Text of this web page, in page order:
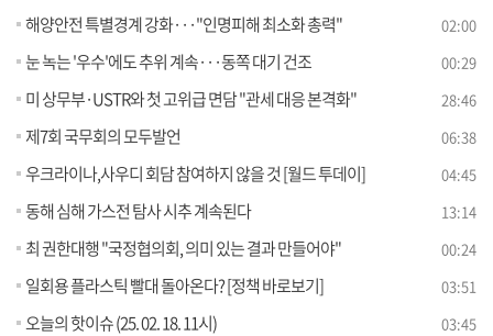
해양안전 특별경계 강화···"인명피해 최소화 총력" 02:00
눈 녹는 '우수'에도 추위 계속···동쪽 대기 건조 00:29
미 상무부·USTR와 첫 고위급 면담 "관세 대응 본격화" 28:46
제7회 국무회의 모두발언 06:38
우크라이나,사우디 회담 참여하지 않을 것 [월드 투데이] 04:45
동해 심해 가스전 탐사 시추 계속된다 13:14
최 권한대행 "국정협의회, 의미 있는 결과 만들어야" 00:24
일회용 플라스틱 빨대 돌아온다? [정책 바로보기] 03:51
오늘의 핫이슈 (25. 02. 18. 11시) 03:45